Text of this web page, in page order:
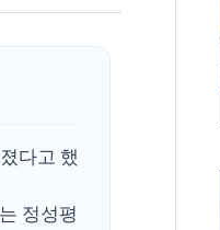
거하다 참변…60대 환경미화
구 주택가서 흉기 난동…60대
"결혼 때문에 손해 보는 일
도 인근 해상서 모터보트 전
안부' 피해자 기림의 날 참석
다툼 중 어머니 흉기 살해 10대
다고 했
정성평